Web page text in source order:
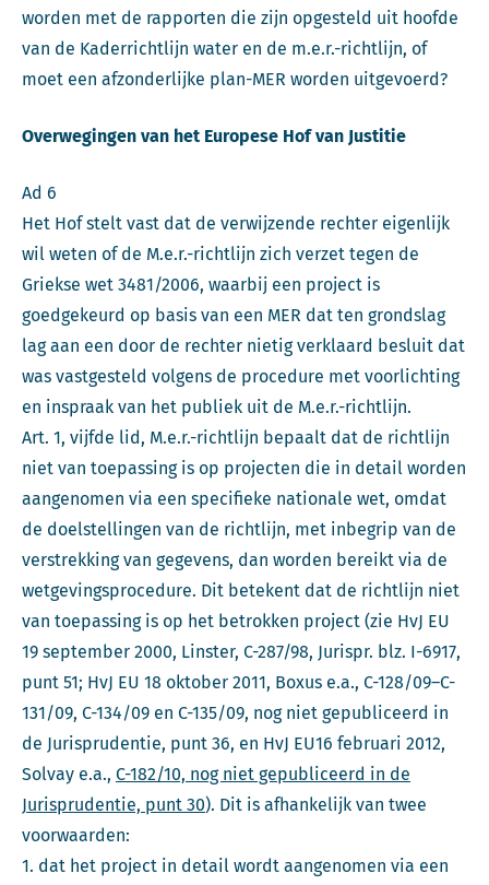
worden met de rapporten die zijn opgesteld uit hoofde
van de Kaderrichtlijn water en de m.e.r.-richtlijn, of
moet een afzonderlijke plan-MER worden uitgevoerd?
Overwegingen van het Europese Hof van Justitie
Ad 6
Het Hof stelt vast dat de verwijzende rechter eigenlijk
wil weten of de M.e.r.-richtlijn zich verzet tegen de
Griekse wet 3481/2006, waarbij een project is
goedgekeurd op basis van een MER dat ten grondslag
lag aan een door de rechter nietig verklaard besluit dat
was vastgesteld volgens de procedure met voorlichting
en inspraak van het publiek uit de M.e.r.-richtlijn.
Art. 1, vijfde lid, M.e.r.-richtlijn bepaalt dat de richtlijn
niet van toepassing is op projecten die in detail worden
aangenomen via een specifieke nationale wet, omdat
de doelstellingen van de richtlijn, met inbegrip van de
verstrekking van gegevens, dan worden bereikt via de
wetgevingsprocedure. Dit betekent dat de richtlijn niet
van toepassing is op het betrokken project (zie HvJ EU
19 september 2000, Linster, C-287/98, Jurispr. blz. I-6917,
punt 51; HvJ EU 18 oktober 2011, Boxus e.a., C-128/09–C-
131/09, C-134/09 en C-135/09, nog niet gepubliceerd in
de Jurisprudentie, punt 36, en HvJ EU16 februari 2012,
Solvay e.a., C-182/10, nog niet gepubliceerd in de
Jurisprudentie, punt 30). Dit is afhankelijk van twee
voorwaarden:
1. dat het project in detail wordt aangenomen via een